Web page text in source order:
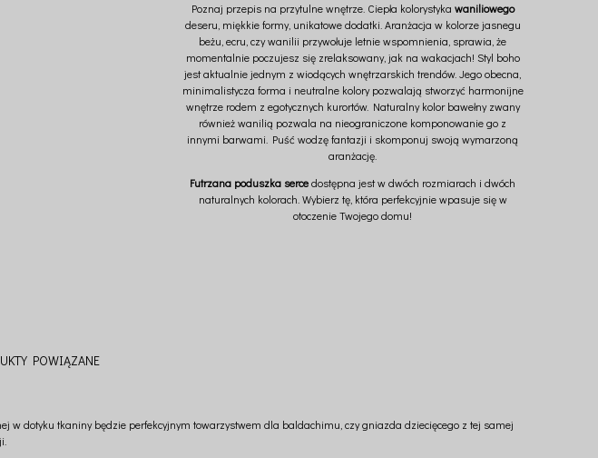
Poznaj przepis na przytulne wnętrze. Ciepła kolorystyka waniliowego
deseru, miękkie formy, unikatowe dodatki. Aranżacja w kolorze jasnegu
beżu, ecru, czy wanilii przywołuje letnie wspomnienia, sprawia, że
momentalnie poczujesz się zrelaksowany, jak na wakacjach! Styl boho
jest aktualnie jednym z wiodących wnętrzarskich trendów. Jego obecna,
minimalistycza forma i neutralne kolory pozwalają stworzyć harmonijne
wnętrze rodem z egotycznych kurortów. Naturalny kolor bawełny zwany
również wanilią pozwala na nieograniczone komponowanie go z
innymi barwami. Puść wodzę fantazji i skomponuj swoją wymarzoną
aranżację.
Futrzana poduszka sercedostępna jest w dwóch rozmiarach i dwóch
naturalnych kolorach. Wybierz tę, która perfekcyjnie wpasuje się w
otoczenie Twojego domu!
POWIĄZANE
w dotyku tkaniny będzie perfekcyjnym towarzystwem dla baldachimu, czy gniazda dziecięcego z tej samej